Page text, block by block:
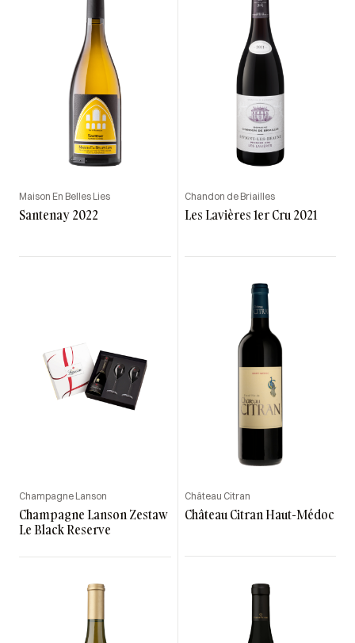
Maison En Belles Lies
Santenay 2022
Chandon de Briailles
Les Lavières 1er Cru 2021
Champagne Lanson
Champagne Lanson Zestaw
Le Black Reserve
Château Citran
Château Citran Haut-Médoc